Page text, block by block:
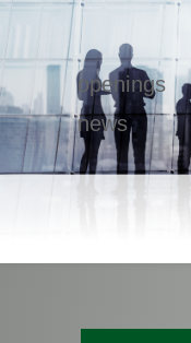
openings
news